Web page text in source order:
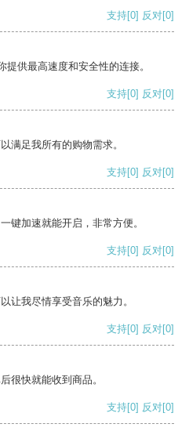
支持[0] 反对[0]
供最高速度和安全性的连接。
支持[0] 反对[0]
满足我所有的购物需求。
支持[0] 反对[0]
键加速就能开启，非常方便。
支持[0] 反对[0]
让我尽情享受音乐的魅力。
支持[0] 反对[0]
很快就能收到商品。
支持[0] 反对[0]